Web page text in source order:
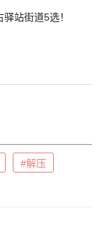
站街道5选！
#解压